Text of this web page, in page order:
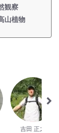
観察
山植物
吉田 正之